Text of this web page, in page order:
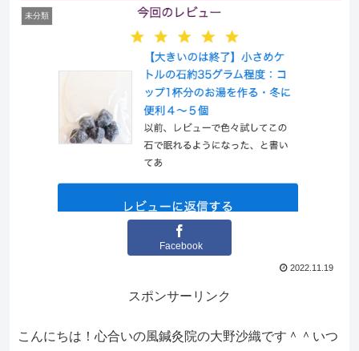
未分類
Facebook
2022.11.19
スポンサーリンク
こんにちは！心合いの風鍼灸院の大野沙織です＾＾いつ